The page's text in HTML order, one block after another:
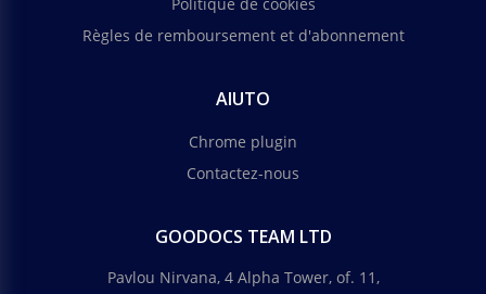
Règles de remboursement et d'abonnement
AIUTO
Chrome plugin
Contactez-nous
GOODOCS TEAM LTD
Pavlou Nirvana, 4 Alpha Tower, of. 11,